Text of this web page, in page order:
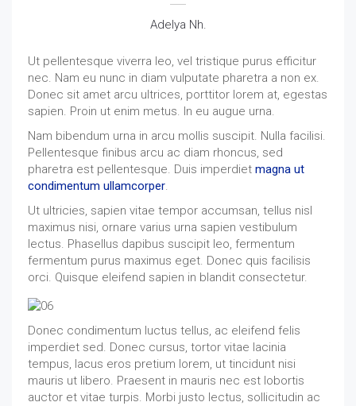
Adelya Nh.
Ut pellentesque viverra leo, vel tristique purus efficitur
nec. Nam eu nunc in diam vulputate pharetra a non ex.
Donec sit amet arcu ultrices, porttitor lorem at, egestas
sapien. Proin ut enim metus. In eu augue urna.
Nam bibendum urna in arcu mollis suscipit. Nulla facilisi.
Pellentesque finibus arcu ac diam rhoncus, sed
pharetra est pellentesque. Duis imperdiet magna ut
condimentum ullamcorper.
Ut ultricies, sapien vitae tempor accumsan, tellus nisl
maximus nisi, ornare varius urna sapien vestibulum
lectus. Phasellus dapibus suscipit leo, fermentum
fermentum purus maximus eget. Donec quis facilisis
orci. Quisque eleifend sapien in blandit consectetur.
Donec condimentum luctus tellus, ac eleifend felis
imperdiet sed. Donec cursus, tortor vitae lacinia
tempus, lacus eros pretium lorem, ut tincidunt nisi
mauris ut libero. Praesent in mauris nec est lobortis
auctor et vitae turpis. Morbi justo lectus, sollicitudin ac